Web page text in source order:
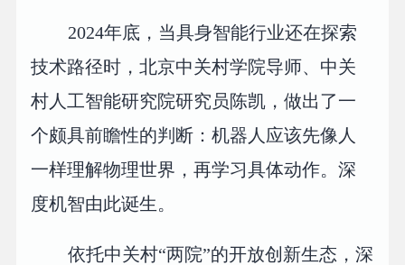
2024年底，当具身智能行业还在探索
技术路径时，北京中关村学院导师、中关
村人工智能研究院研究员陈凯，做出了一
个颇具前瞻性的判断：机器人应该先像人
一样理解物理世界，再学习具体动作。深
度机智由此诞生。
依托中关村“两院”的开放创新生态，深